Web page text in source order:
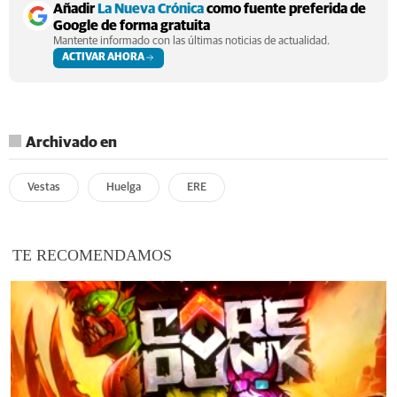
AñadirLa Nueva Crónicacomo fuente preferida de
Google de forma gratuita
Mantente informado con las últimas noticias de actualidad.
ACTIVAR AHORA
Archivado en
Vestas Huelga ERE
TE RECOMENDAMOS